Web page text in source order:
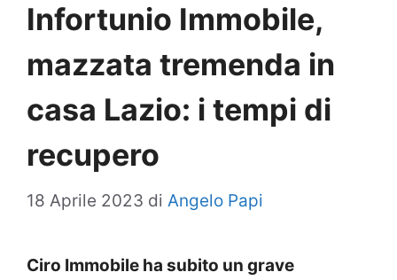
Infortunio Immobile,
mazzata tremenda in
casa Lazio: i tempi di
recupero
18 Aprile 2023 di Angelo Papi
Ciro Immobile ha subito un grave